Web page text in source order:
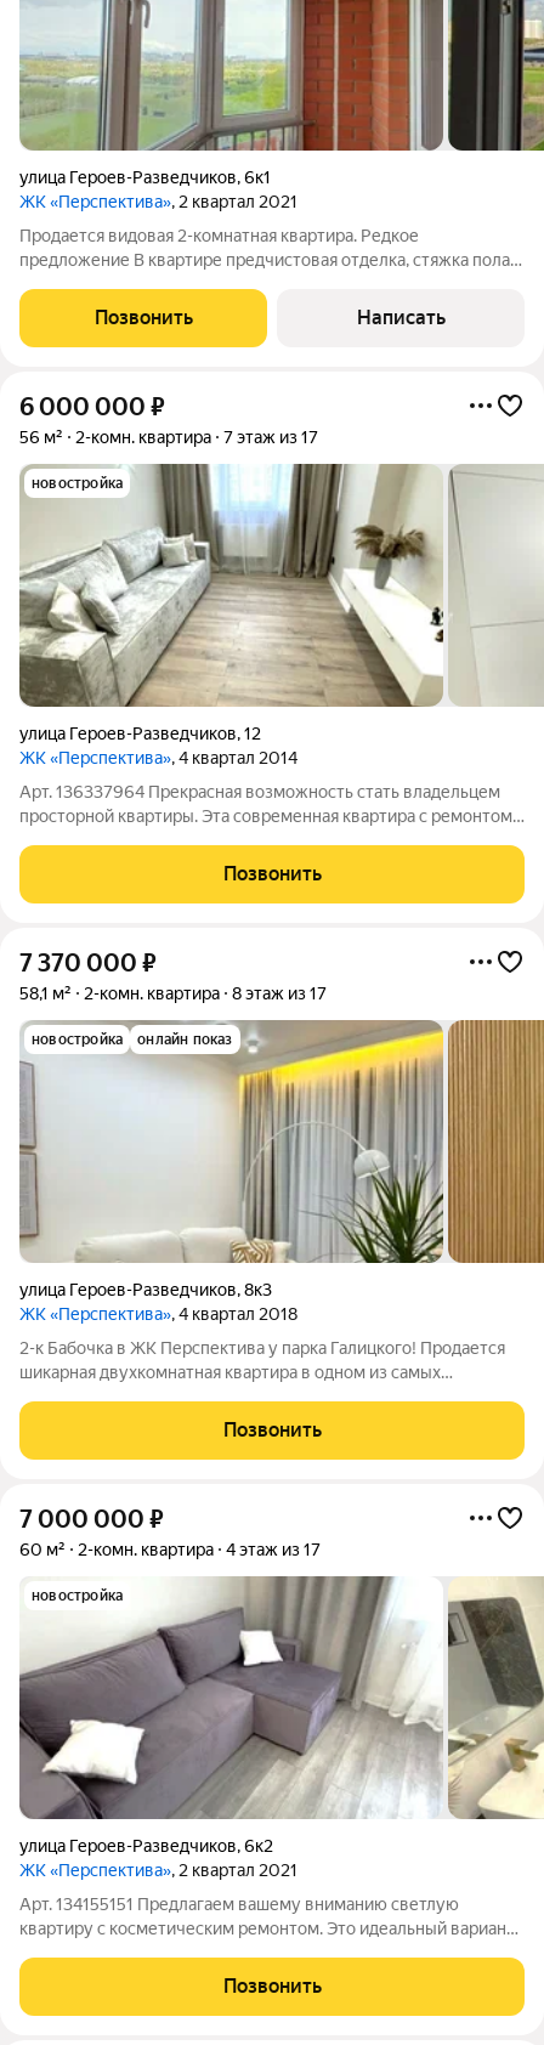
улица Героев-Разведчиков,6к1
ЖК «Перспектива», 2 квартал 2021
Продается видовая 2-комнатная квартира. Редкое
предложение В квартире предчистовая отделка, стяжка пола,
водоснабжения и отопления. Балкон с остеклением.
Раздельный сан. узел. Благоустроенная
Позвонить Написать
6 000 000 ₽
56 м² 2-комн. квартира 7 этаж из 17
новостройка
улица Героев-Разведчиков,12
ЖК «Перспектива», 4 квартал 2014
Арт. 136337964 Прекрасная возможность стать владельцем
просторной квартиры. Эта современная квартира с ремонтом
инвестиций. В этой квартире вы сможете создать атмосферу
уюта и комфорта,
Позвонить
7 370 000 ₽
58,1 м² 2-комн. квартира 8 этаж из 17
новостройка онлайн показ
улица Героев-Разведчиков,8к3
ЖК «Перспектива», 4 квартал 2018
2-к Бабочка в ЖК Перспектива у парка Галицкого! Продается
шикарная двухкомнатная квартира в одном из самых
жилье, которое будет расти в цене и находиться в самом
центре событий это ваш вариант!
Позвонить
7 000 000 ₽
60 м² 2-комн. квартира 4 этаж из 17
новостройка
улица Героев-Разведчиков,6к2
ЖК «Перспектива», 2 квартал 2021
Арт. 134155151 Предлагаем вашему вниманию светлую
квартиру с косметическим ремонтом. Это идеальный вариант
районов города.Квартира находится в районе с развитой
инфраструктурой и удобной
Позвонить